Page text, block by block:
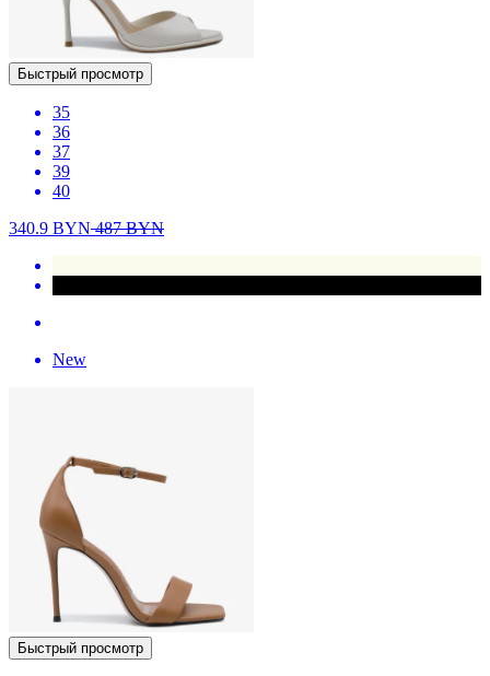
Быстрый просмотр
35
36
37
39
40
340.9 BYN487BYN
New
Быстрый просмотр